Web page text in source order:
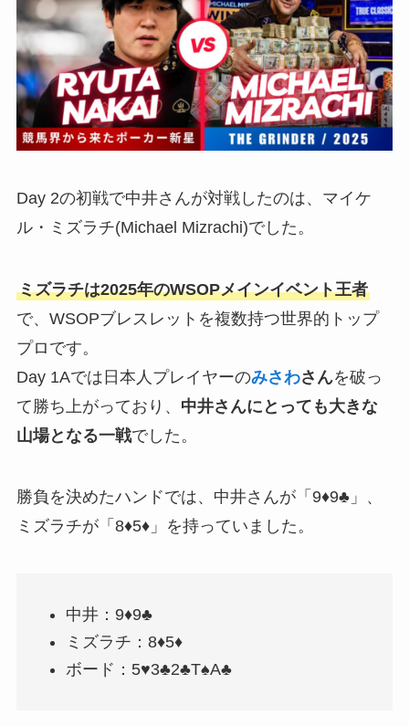
Day 2の初戦で中井さんが対戦したのは、マイケ
ル・ミズラチ(Michael Mizrachi)でした。
ミズラチは2025年のWSOPメインイベント王者
で、WSOPブレスレットを複数持つ世界的トップ
プロです。
Day 1Aでは日本人プレイヤーのみさわさんを破っ
て勝ち上がっており、 中井さんにとっても大きな
山場となる一戦でした。
勝負を決めたハンドでは、中井さんが「9♦9♣」、
ミズラチが「8♦5♦」を持っていました。
中井：9♦9♣
ミズラチ：8♦5♦
ボード：5♥3♣2♣T♠A♣